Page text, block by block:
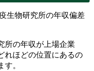
生物研究所の年収偏差
所の年収が上場企業
れほどの位置にあるの
。